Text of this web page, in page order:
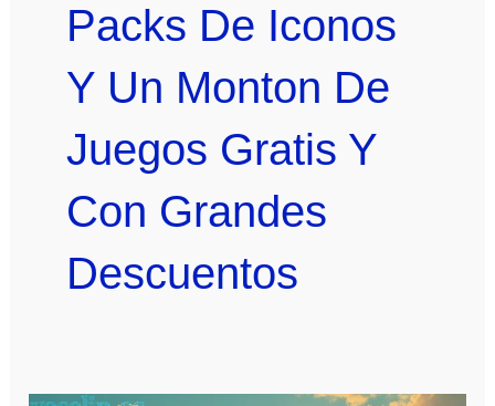
Packs De Iconos
Y Un Monton De
Juegos Gratis Y
Con Grandes
Descuentos